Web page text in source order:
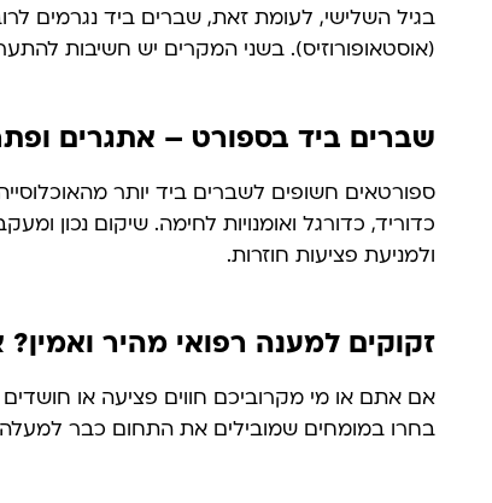
בגיל השלישי, לעומת זאת, שברים ביד נגרמים
(אוסטאופורוזיס). בשני המקרים יש חשיבות
שברים ביד בספורט – אתגרים
ספורטאים חשופים לשברים ביד יותר
כדוריד, כדורגל ואומנויות לחימה. שיקום נכון
ולמניעת פציעות חוזרות.
זקוקים למענה רפואי מהיר
אם אתם או מי מקרוביכם חווים פציעה או
בחרו במומחים שמובילים את התחום כבר